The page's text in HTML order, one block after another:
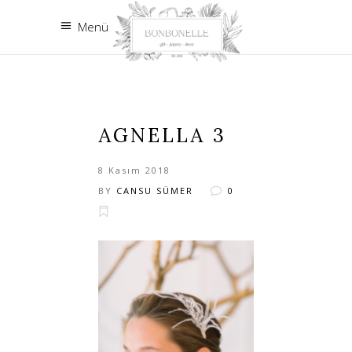
Menü
AGNELLA 3
8 Kasım 2018
BY CANSU SÜMER 0